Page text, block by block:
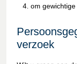
om
verzoek